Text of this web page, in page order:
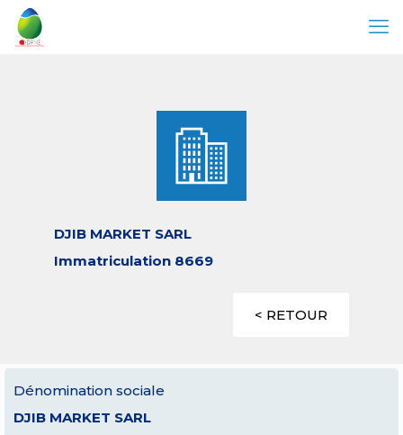
DJIB MARKET SARL
Immatriculation 8669
< RETOUR
Dénomination sociale
DJIB MARKET SARL